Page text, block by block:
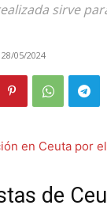
sirve
28/05/2024
de